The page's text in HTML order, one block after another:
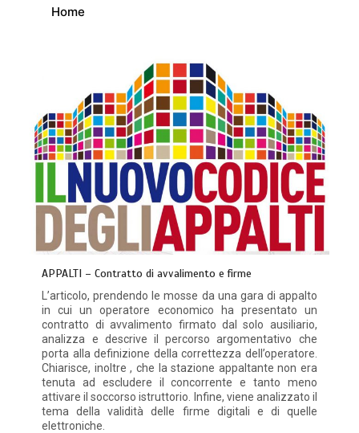
Home
APPALTI – Contratto di avvalimento e firme
L’articolo, prendendo le mosse da una gara di appalto
in cui un operatore economico ha presentato un
contratto di avvalimento firmato dal solo ausiliario,
analizza e descrive il percorso argomentativo che
porta alla definizione della correttezza dell’operatore.
Chiarisce, inoltre , che la stazione appaltante non era
tenuta ad escludere il concorrente e tanto meno
attivare il soccorso istruttorio. Infine, viene analizzato il
tema della validità delle firme digitali e di quelle
elettroniche.